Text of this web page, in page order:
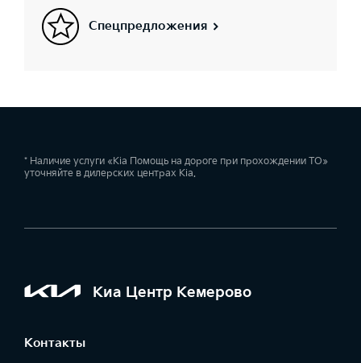
Спецпредложения
* Наличие услуги «Kia Помощь на дороге при прохождении ТО»
уточняйте в дилерских центрах Kia.
Киа Центр Кемерово
Контакты